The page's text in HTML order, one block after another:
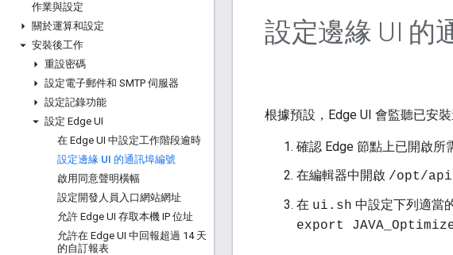
作業與設定
關於運算和設定
安裝後工作
重設密碼
設定電子郵件和 SMTP 伺服器
設定記錄功能
設定 Edge UI
在 Edge UI 中設定工作階段逾時
設定邊緣 UI 的通訊埠編號
啟用同意聲明橫幅
設定開發人員入口網站網址
允許 Edge UI 存取本機 IP 位址
允許在 Edge UI 中回報超過 14 天
的自訂報表
設定邊緣 UI 的
根據預設，Edge UI 會監聽已安
確認 Edge 節點上已開啟所
在編輯器中開啟 /opt/
在 ui.sh 中設定下列適當
export